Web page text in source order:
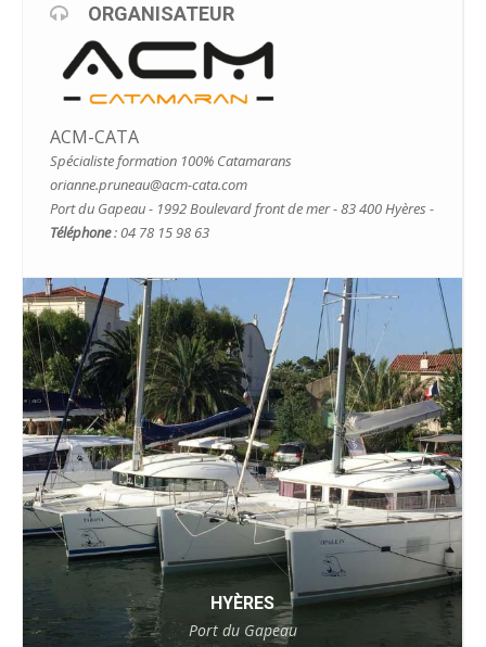
ORGANISATEUR
ACM-CATA
Spécialiste formation 100% Catamarans
orianne.pruneau@acm-cata.com
Port du Gapeau - 1992 Boulevard front de mer - 83 400 Hyères -
Téléphone: 04 78 15 98 63
HYÈRES
Port du Gapeau